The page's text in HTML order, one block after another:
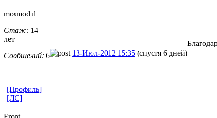
mosmodul
Стаж: 14
лет
Сообщений: 6 13-Июл-2012 15:35 (спустя 6 дней)
[Профиль]
[ЛС]
Front